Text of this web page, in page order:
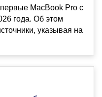
MacBook Pro с
года. Об этом
указывая на